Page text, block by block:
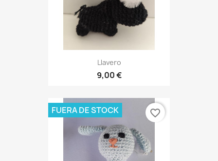
Llavero
9,00 €
FUERA DE STOCK favorite_border